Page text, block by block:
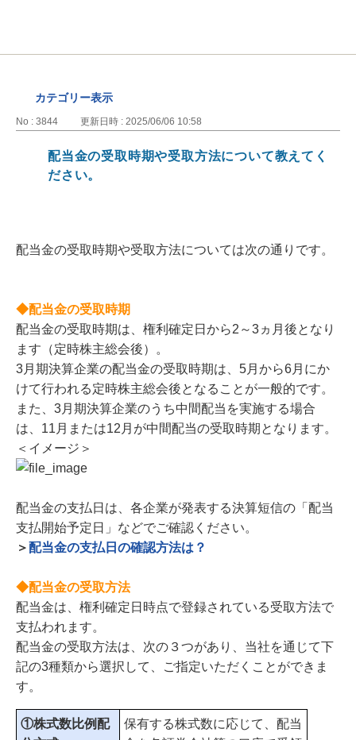
カテゴリー表示
No : 3844 更新日時 : 2025/06/06 10:58
配当金の受取時期や受取方法について教えてく
ださい。
配当金の受取時期や受取方法については次の通りです。
◆配当金の受取時期
配当金の受取時期は、権利確定日から2～3ヵ月後となり
ます（定時株主総会後）。
3月期決算企業の配当金の受取時期は、5月から6月にか
けて行われる定時株主総会後となることが一般的です。
また、3月期決算企業のうち中間配当を実施する場合
は、11月または12月が中間配当の受取時期となります。
＜イメージ＞
配当金の支払日は、各企業が発表する決算短信の「配当
支払開始予定日」などでご確認ください。
＞配当金の支払日の確認方法は？
◆配当金の受取方法
配当金は、権利確定日時点で登録されている受取方法で
支払われます。
配当金の受取方法は、次の３つがあり、当社を通じて下
記の3種類から選択して、ご指定いただくことができま
す。
①株式数比例配
保有する株式数に応じて、配当